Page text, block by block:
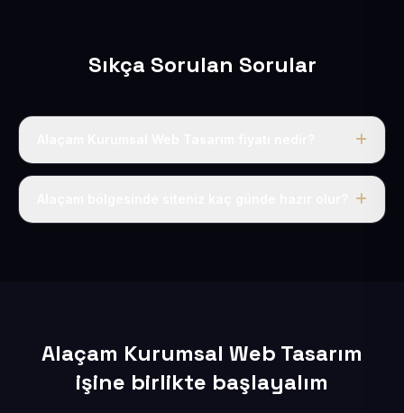
Sıkça Sorulan Sorular
Tek fiyat uygulanır: yıllık 50 USD + KDV. Bu bedele alan
Alaçam Kurumsal Web Tasarım
işine birlikte başlayalım